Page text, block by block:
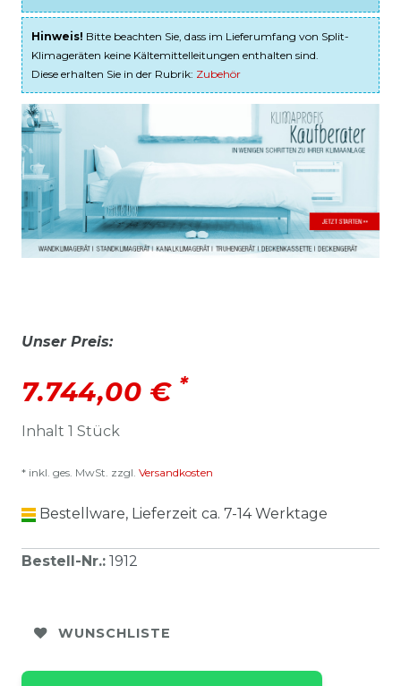
Hinweis! Bitte beachten Sie, dass im Lieferumfang von Split-
Klimageräten keine Kältemittelleitungen enthalten sind.
Diese erhalten Sie in der Rubrik: Zubehör
Unser Preis:
7.744,00 € *
Inhalt 1 Stück
* inkl. ges. MwSt. zzgl. Versandkosten
Bestellware, Lieferzeit ca. 7-14 Werktage
Bestell-Nr.: 1912
WUNSCHLISTE